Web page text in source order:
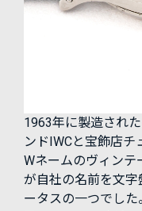
1963年に製造され
ンドIWCと宝飾店
Wネームのヴィンテ
が自社の名前を文
ータスの一つでし